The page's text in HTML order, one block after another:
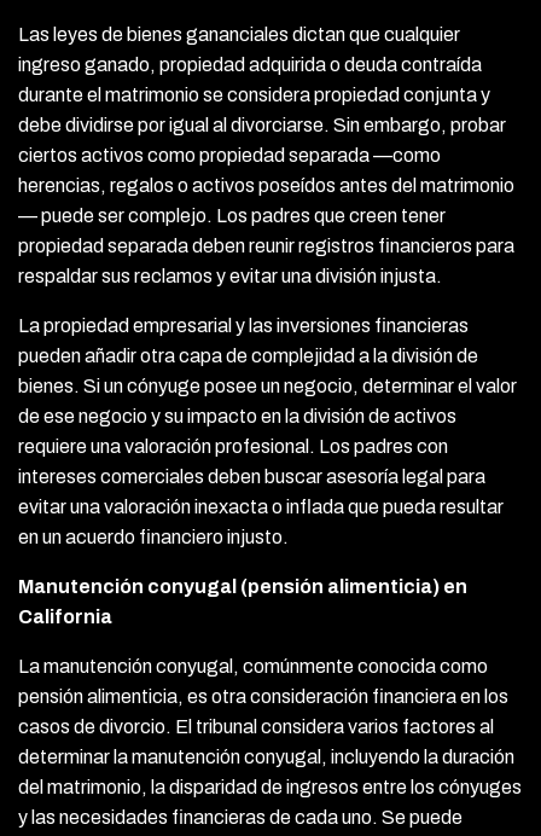
Las leyes de bienes gananciales dictan que cualquier
ingreso ganado, propiedad adquirida o deuda contraída
durante el matrimonio se considera propiedad conjunta y
debe dividirse por igual al divorciarse. Sin embargo, probar
ciertos activos como propiedad separada —como
herencias, regalos o activos poseídos antes del matrimonio
— puede ser complejo. Los padres que creen tener
propiedad separada deben reunir registros financieros para
respaldar sus reclamos y evitar una división injusta.
La propiedad empresarial y las inversiones financieras
pueden añadir otra capa de complejidad a la división de
bienes. Si un cónyuge posee un negocio, determinar el valor
de ese negocio y su impacto en la división de activos
requiere una valoración profesional. Los padres con
intereses comerciales deben buscar asesoría legal para
evitar una valoración inexacta o inflada que pueda resultar
en un acuerdo financiero injusto.
Manutención conyugal (pensión alimenticia) en
California
La manutención conyugal, comúnmente conocida como
pensión alimenticia, es otra consideración financiera en los
casos de divorcio. El tribunal considera varios factores al
determinar la manutención conyugal, incluyendo la duración
del matrimonio, la disparidad de ingresos entre los cónyuges
y las necesidades financieras de cada uno. Se puede